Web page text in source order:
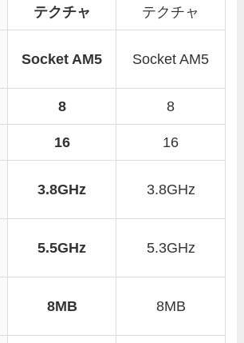
テクチャ
テクチャ
Socket AM5 Socket AM5
8 8
16 16
3.8GHz 3.8GHz
5.5GHz 5.3GHz
8MB 8MB